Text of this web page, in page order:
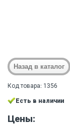
Код товара: 1356
Есть в наличии
Цены: